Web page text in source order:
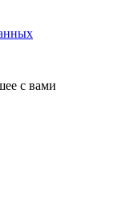
с вами